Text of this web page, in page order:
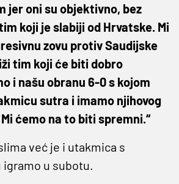
jer oni su objektivno, bez
koji je slabiji od Hrvatske. Mi
zovu protiv Saudijske
tim koji će biti dobro
i našu obranu 6-0 s kojom
sutra i imamo njihovog
ćemo na to biti spremni.“
već je i utakmica s
igramo u subotu.